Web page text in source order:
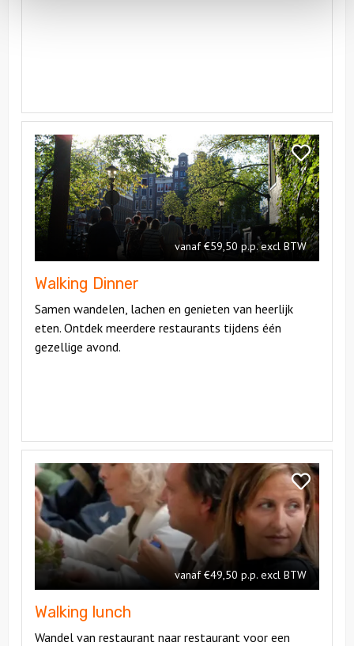
Bekijk
Walking
Dinner
vanaf €59,50 p.p. excl BTW
Walking Dinner
Samen wandelen, lachen en genieten van heerlijk
eten. Ontdek meerdere restaurants tijdens één
gezellige avond.
Walking
Dinner
Bekijk
Walking
lunch
vanaf €49,50 p.p. excl BTW
Walking lunch
Wandel van restaurant naar restaurant voor een
Walking
lunch